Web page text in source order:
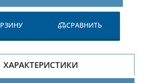
СРАВНИТЬ
ХАРАКТЕРИСТИКИ